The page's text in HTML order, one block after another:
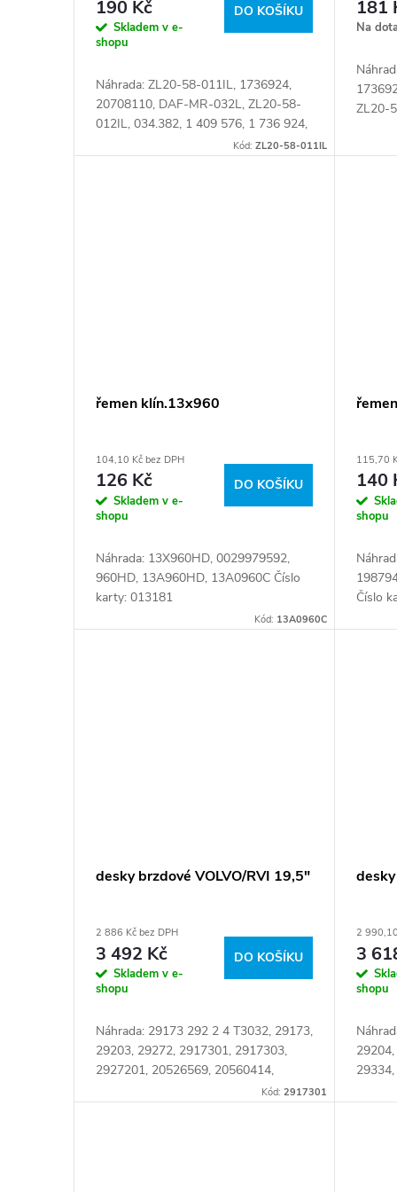
k
190 Kč
Skladem v e-
shopu
DO KOŠÍKU
Náhrada: ZL20-58-011IL, 1736924,
20708110, DAF-MR-032L, ZL20-58-
012IL, 034.382, 1 409 576, 1 736 924,
108.102-00A, 50 10 623 057,
Kód:ZL20-58-011IL
181
Na
ZL20-
řemen klín.13x960
104,10 Kč bez DPH
126 Kč
Skladem v e-
shopu
DO KOŠÍKU
Náhrada: 13X960HD, 0029979592,
960HD, 13A960HD, 13A0960C Číslo
karty: 013181
Kód: 13A0960C
115,70
140
shopu
Číslo
desky brzdové VOLVO/RVI 19,5"
2 886 Kč bez DPH
3 492 Kč
Skladem v e-
shopu
DO KOŠÍKU
Náhrada: 29173 292 2 4 T3032, 29173,
29203, 29272, 2917301, 2917303,
2927201, 20526569, 20560414,
20568712, 20568715, 21352573,
Kód:2917301
2
3
shopu